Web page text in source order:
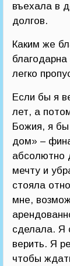
въехала в
долгов.
Каким же
легко
Если бы я
лет, а
Божия, я бы
дом» –
абсолютно
мечту и
стояла
мне,
сделала. Я
верить. Я
чтобы